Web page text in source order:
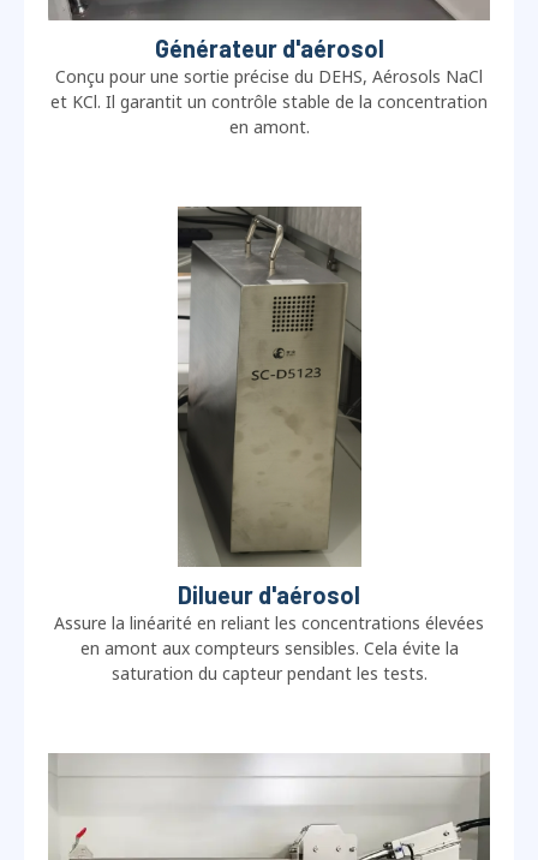
Générateur d'aérosol
Conçu pour une sortie précise du DEHS, Aérosols NaCl
et KCl. Il garantit un contrôle stable de la concentration
en amont.
Dilueur d'aérosol
Assure la linéarité en reliant les concentrations élevées
en amont aux compteurs sensibles. Cela évite la
saturation du capteur pendant les tests.